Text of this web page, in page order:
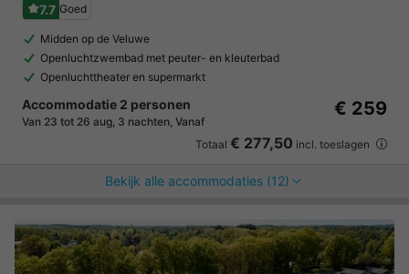
7.7 Goed
Midden op de Veluwe
Openluchtzwembad met peuter- en kleuterbad
Openluchttheater en supermarkt
Accommodatie 2 personen
Van 23 tot 26 aug, 3 nachten, Vanaf
€ 259
Totaal € 277,50 incl. toeslagen
Bekijk alle accommodaties (12)